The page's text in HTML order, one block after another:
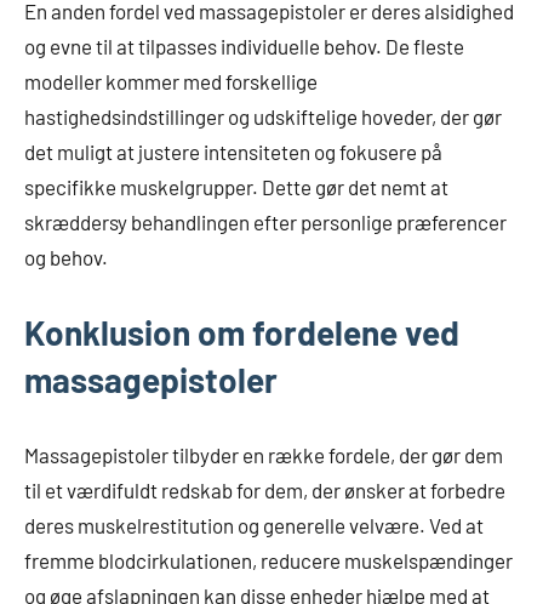
En anden fordel ved massagepistoler er deres alsidighed
og evne til at tilpasses individuelle behov. De fleste
modeller kommer med forskellige
hastighedsindstillinger og udskiftelige hoveder, der gør
det muligt at justere intensiteten og fokusere på
specifikke muskelgrupper. Dette gør det nemt at
skræddersy behandlingen efter personlige præferencer
og behov.
Konklusion om fordelene ved
massagepistoler
Massagepistoler tilbyder en række fordele, der gør dem
til et værdifuldt redskab for dem, der ønsker at forbedre
deres muskelrestitution og generelle velvære. Ved at
fremme blodcirkulationen, reducere muskelspændinger
og øge afslapningen kan disse enheder hjælpe med at